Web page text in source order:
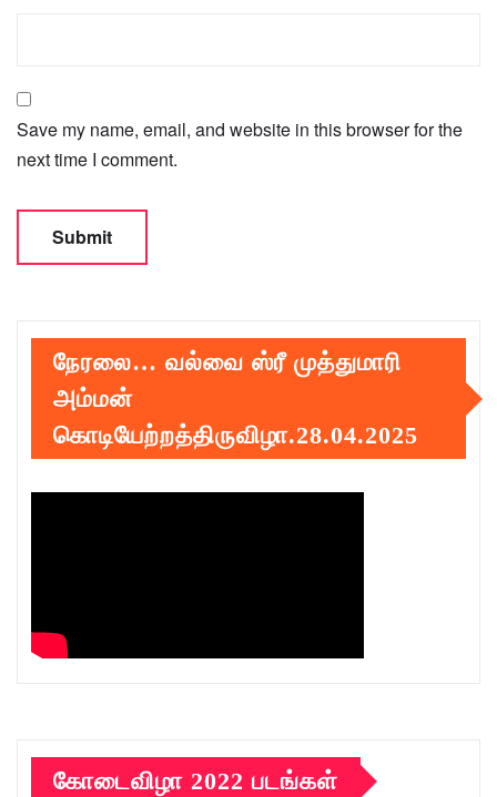
Save my name, email, and website in this browser for the
next time I comment.
நேரலை… வல்வை ஸ்ரீ முத்துமாரி
அம்மன்
கொடியேற்றத்திருவிழா.28.04.2025
கோடைவிழா 2022 படங்கள்